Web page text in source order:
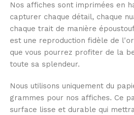
Nos affiches sont imprimées en
capturer chaque détail, chaque
chaque trait de manière
est une reproduction fidèle de
que vous pourrez profiter de la
toute sa splendeur.
Nous utilisons uniquement du
grammes pour nos affiches. Ce
surface lisse et durable qui